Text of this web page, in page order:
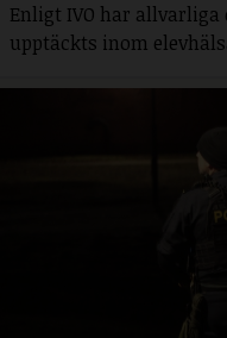
Enligt IVO har
upptäckts inom